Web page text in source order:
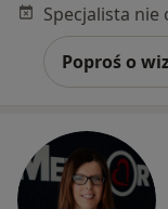
Poproś o